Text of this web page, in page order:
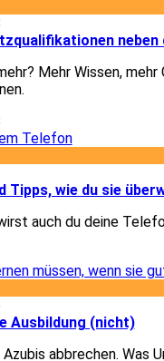
neben
Mehr Wissen,
Tipps, wie du sie
auch du deine
Ausbildung (nicht)
Azubis abbrechen. Was